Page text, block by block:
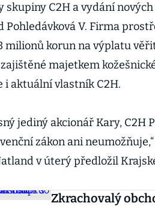
skupiny C2H a vydání
Pohledávková V. Firma
milionů korun na výplatu
majetkem
i aktuální vlastník C2H.
jediný akcionář Kary, C2H
zákon ani
v úterý předložil
Zkrachovalý